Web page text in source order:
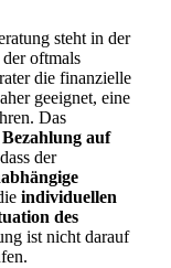
steht in der
oftmals
die finanzielle
geeignet, eine
Das
auf
der
individuellen
des
ist nicht darauf